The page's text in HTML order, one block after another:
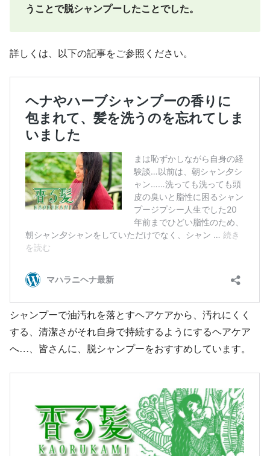
うことで脱シャンプーしたことでした。
詳しくは、以下の記事をご参照ください。
シャンプーで油汚れを落とすヘアケアから、汚れにくく
する、清潔さがそれ自身で持続するようにするヘアケア
へ…、皆さんに、脱シャンプーをおすすめしています。